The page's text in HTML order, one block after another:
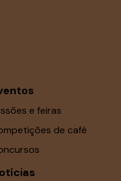
e feiras
de café